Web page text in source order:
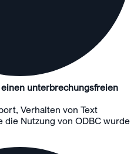
unterbrechungsfreien
Verhalten von Text
Nutzung von ODBC wurde